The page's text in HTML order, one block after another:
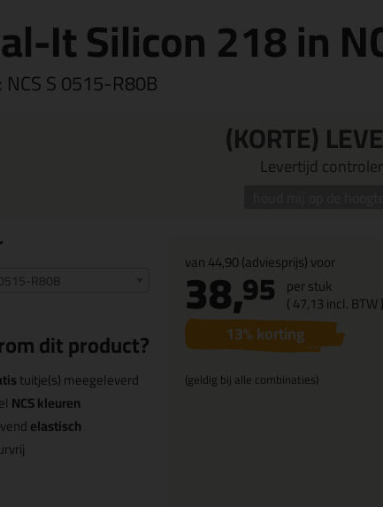
It Silicon 218 in
NCS S 0515-R80B
(KORTE)
Levertijd
R80B
dit product?
tuitje(s) meegeleverd
NCS kleuren
elastisch
van44,90(adviesprijs) voor
38,95 per stuk
(47,13incl. BTW )
13% korting
(geldig bij alle combinaties)